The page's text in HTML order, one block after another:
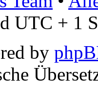
UTC + 1
by